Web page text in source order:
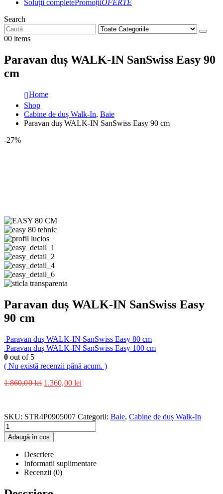
Soluții completePromoțiiOFERTE
Search
00 items
Paravan duș WALK-IN SanSwiss Easy 90
cm
Home
Shop
Cabine de duș Walk-In, Baie
Paravan duș WALK-IN SanSwiss Easy 90 cm
-27%
Paravan duș WALK-IN SanSwiss Easy
90 cm
Paravan duș WALK-IN SanSwiss Easy 80 cm
Paravan duș WALK-IN SanSwiss Easy 100 cm
0 out of 5
( Nu există recenzii până acum. )
1.860,00lei 1.360,00 lei
SKU: STR4P0905007 Categorii: Baie, Cabine de duș Walk-In
Adaugă în coș
Descriere
Informații suplimentare
Recenzii (0)